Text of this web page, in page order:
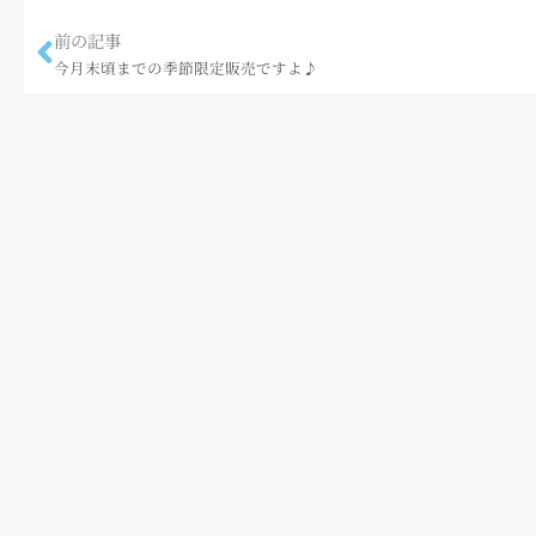
前の記事
今月末頃までの季節限定販売ですよ♪